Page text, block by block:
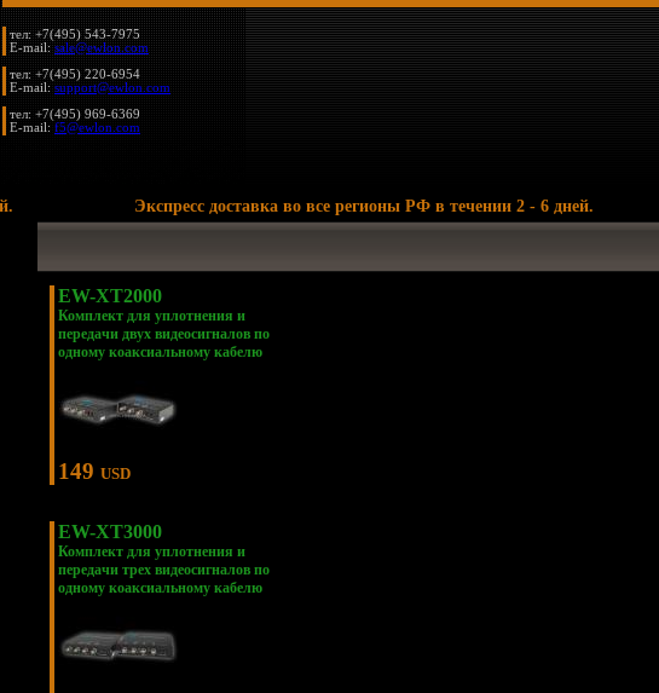
Экспресс доставка во все регионы РФ в течении 2 - 6 дней.
EW-XT2000
Комплект для уплотнения и
передачи двух видеосигналов по
одному коаксиальному кабелю
149 USD
EW-XT3000
Комплект для уплотнения и
передачи трех видеосигналов по
одному коаксиальному кабелю
тел: +7(495) 543-7975
E-mail:sale@ewlon.com
тел: +7(495) 220-6954
E-mail: support@ewlon.com
тел: +7(495) 969-6369
E-mail: f5@ewlon.com